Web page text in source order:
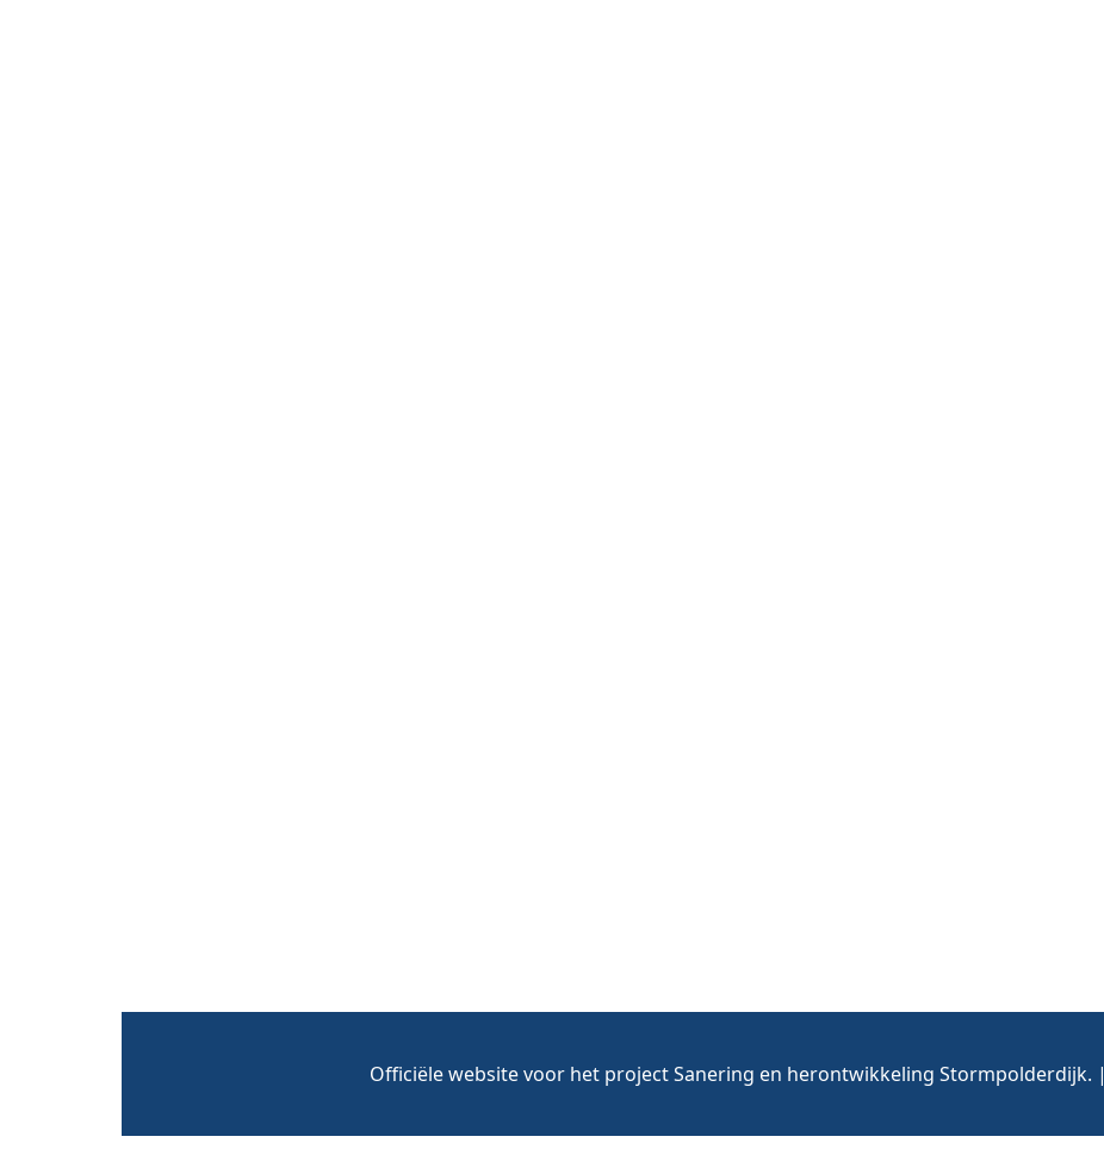
Officiële website voor het project Sanering en herontwikkeling Stormpolderdijk. |